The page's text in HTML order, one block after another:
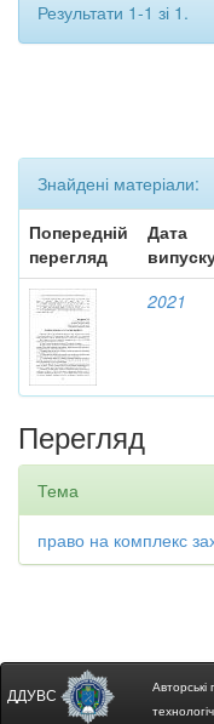
Результати 1-1 зі 1.
Знайдені матеріали:
Попередній
перегляд
Дата
2021
Перегляд
Тема
право на комплекс
ДДУВС